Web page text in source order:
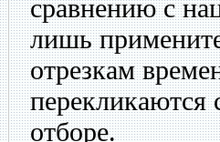
сравнению с
лишь
отрезкам
перекликаются
отборе.